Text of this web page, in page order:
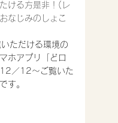
ける方是非！(レ
なじみのしょこ
ただける環境の
ホアプリ「どロ
／12〜ご覧いた
す。